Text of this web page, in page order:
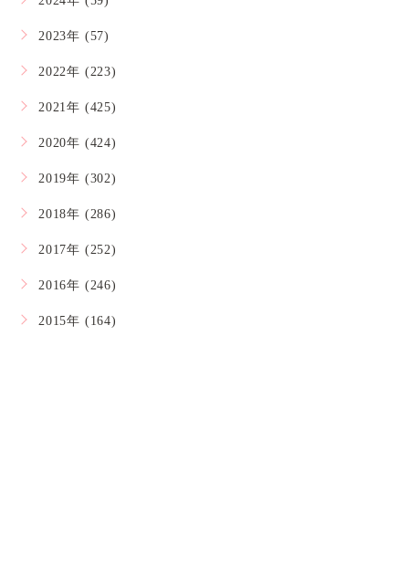
2023年 (57)
2022年 (223)
2021年 (425)
2020年 (424)
2019年 (302)
2018年 (286)
2017年 (252)
2016年 (246)
2015年 (164)